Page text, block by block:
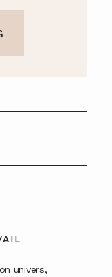
univers,